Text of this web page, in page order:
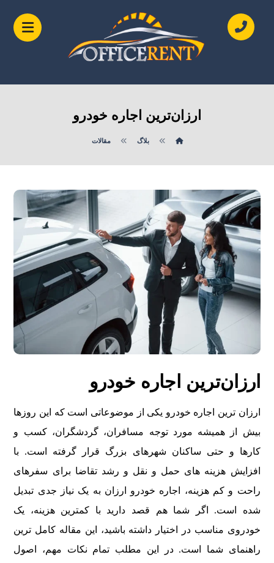
ارزان‌ترین اجاره خودرو
بلاگ مقالات
ارزان‌ترین اجاره خودرو
ارزان ترین اجاره خودرو یکی از موضوعاتی است که این روزها
بیش از همیشه مورد توجه مسافران، گردشگران، کسب و
کارها و حتی ساکنان شهرهای بزرگ قرار گرفته است. با
افزایش هزینه های حمل و نقل و رشد تقاضا برای سفرهای
راحت و کم هزینه، اجاره خودرو ارزان به یک نیاز جدی تبدیل
شده است. اگر شما هم قصد دارید با کمترین هزینه، یک
خودروی مناسب در اختیار داشته باشید، این مقاله کامل ترین
راهنمای شما است. در این مطلب تمام نکات مهم، اصول